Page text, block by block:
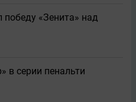
«Зенита» над
в серии пенальти